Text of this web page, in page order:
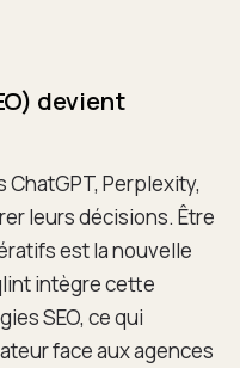
devient
Perplexity,
leurs décisions. Être
est la nouvelle
intègre cette
SEO, ce qui
face aux agences